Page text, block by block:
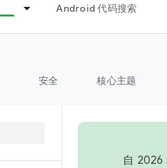
Android 代码搜索
安全 核心主题
自 2026